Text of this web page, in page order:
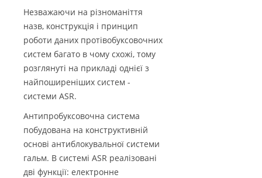
Незважаючи на різноманіття
назв, конструкція і принцип
роботи даних протівобуксовочних
систем багато в чому схожі, тому
розглянуті на прикладі однієї з
найпоширеніших систем -
системи ASR.
Антипробуксовочна система
побудована на конструктивній
основі антиблокувальної системи
гальм. В системі ASR реалізовані
дві функції: електронне